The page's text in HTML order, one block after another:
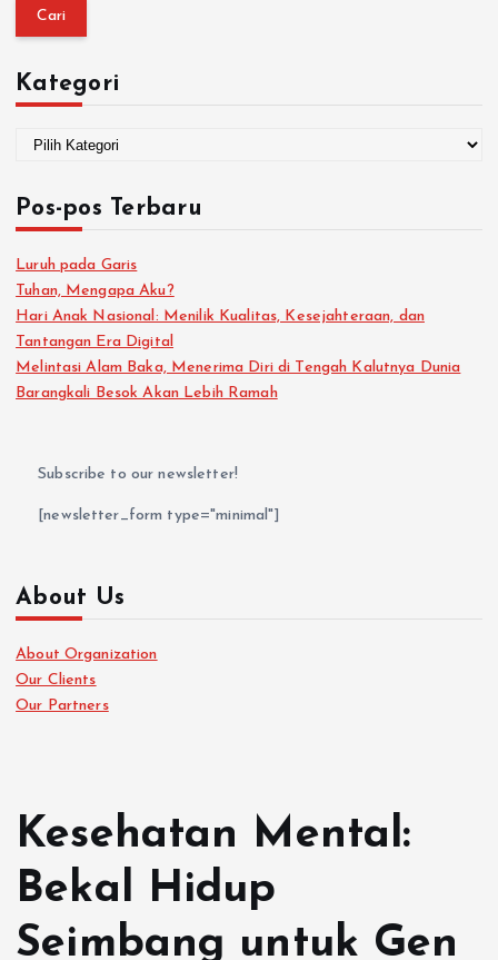
Kategori
Pos-pos Terbaru
Luruh pada Garis
Tuhan, Mengapa Aku?
Hari Anak Nasional: Menilik Kualitas, Kesejahteraan, dan
Tantangan Era Digital
Melintasi Alam Baka, Menerima Diri di Tengah Kalutnya Dunia
Barangkali Besok Akan Lebih Ramah
Subscribe to our newsletter!
[newsletter_form type="minimal"]
About Us
About Organization
Our Clients
Our Partners
Kesehatan Mental:
Bekal Hidup
Seimbang untuk Gen